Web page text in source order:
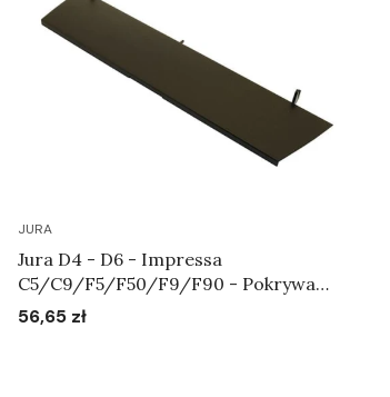
JURA
Jura D4 - D6 - Impressa
C5/C9/F5/F50/F9/F90 - Pokrywa
zbiornika na wodę Art.61824
Cena
56,65 zł